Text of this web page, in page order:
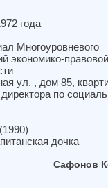
года
Многоуровневого
экономико-правовой
ул. , дом 85,
по
дочка
Сафонов